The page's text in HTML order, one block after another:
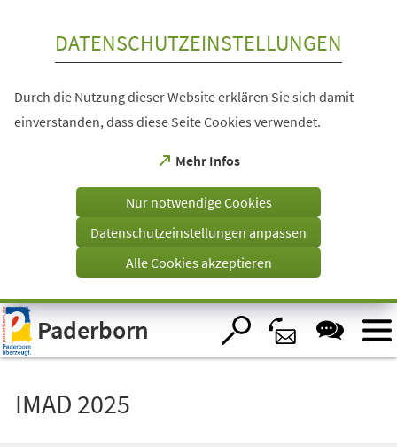
Visuelle
Assistenzsoftware
öffnen.
DATENSCHUTZEINSTELLUNGEN
Durch die Nutzung dieser Website erklären Sie sich damit
einverstanden, dass diese Seite Cookies verwendet.
Mehr Infos
(Öffnet
einem
Tab)
Nur notwendige Cookies
Datenschutzeinstellungen anpassen
Alle Cookies akzeptieren
Paderborn
IMAD 2025